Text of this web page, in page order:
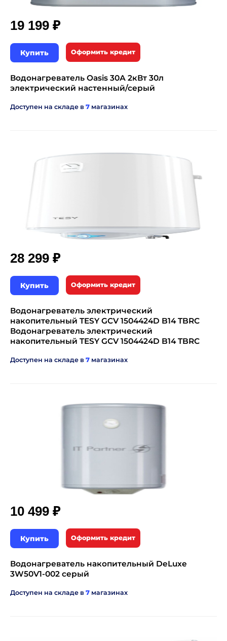
19 199 ₽
Купить Оформить кредит
Водонагреватель Oasis 30А 2кВт 30л
электрический настенный/серый
Доступен на складе в 7 магазинах
28 299 ₽
Купить Оформить кредит
Водонагреватель электрический
накопительный TESY GCV 1504424D B14 TBRC
Водонагреватель электрический
накопительный TESY GCV 1504424D B14 TBRC
Доступен на складе в 7 магазинах
10 499 ₽
Купить Оформить кредит
Водонагреватель накопительный DeLuxe
3W50V1-002 серый
Доступен на складе в 7 магазинах